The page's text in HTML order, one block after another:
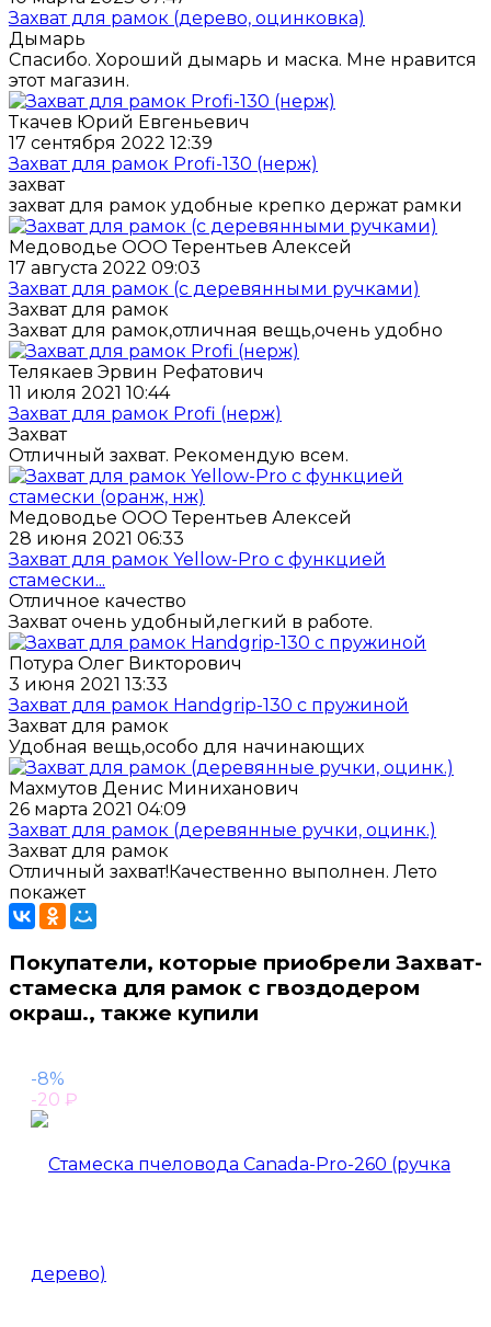
Захват для рамок (дерево, оцинковка)
Дымарь
Спасибо. Хороший дымарь и маска. Мне нравится
этот магазин.
Ткачев Юрий Евгеньевич
17 сентября 2022 12:39
Захват для рамок Profi-130 (нерж)
захват
захват для рамок удобные крепко держат рамки
Медоводье ООО Терентьев Алексей
17 августа 2022 09:03
Захват для рамок (с деревянными ручками)
Захват для рамок
Захват для рамок,отличная вещь,очень удобно
Телякаев Эрвин Рефатович
11 июля 2021 10:44
Захват для рамок Profi (нерж)
Захват
Отличный захват. Рекомендую всем.
Медоводье ООО Терентьев Алексей
28 июня 2021 06:33
Захват для рамок Yellow-Pro с функцией
стамески...
Отличное качество
Захват очень удобный,легкий в работе.
Потура Олег Викторович
3 июня 2021 13:33
Захват для рамок Handgrip-130 с пружиной
Захват для рамок
Удобная вещь,особо для начинающих
Махмутов Денис Миниханович
26 марта 2021 04:09
Захват для рамок (деревянные ручки, оцинк.)
Захват для рамок
Отличный захват!Качественно выполнен. Лето
покажет
Покупатели, которые приобрели Захват-
стамеска для рамок с гвоздодером
окраш., также купили
-8%
-20 ₽